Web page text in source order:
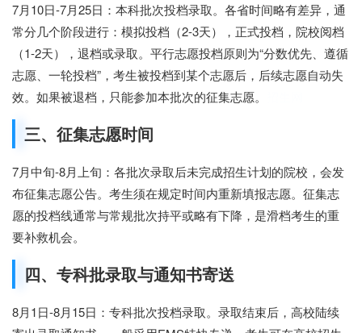
7月10日-7月25日：本科批次投档录取。各省时间略有差异，通
常分几个阶段进行：模拟投档（2-3天），正式投档，院校阅档
（1-2天），退档或录取。平行志愿投档原则为“分数优先、遵循
志愿、一轮投档”，考生被投档到某个志愿后，后续志愿自动失
效。如果被退档，只能参加本批次的征集志愿。
三、征集志愿时间
7月中旬-8月上旬：各批次录取后未完成招生计划的院校，会发
布征集志愿公告。考生须在规定时间内重新填报志愿。征集志
愿的投档线通常与常规批次持平或略有下降，是滑档考生的重
要补救机会。
四、专科批录取与通知书寄送
8月1日-8月15日：专科批次投档录取。录取结束后，高校陆续